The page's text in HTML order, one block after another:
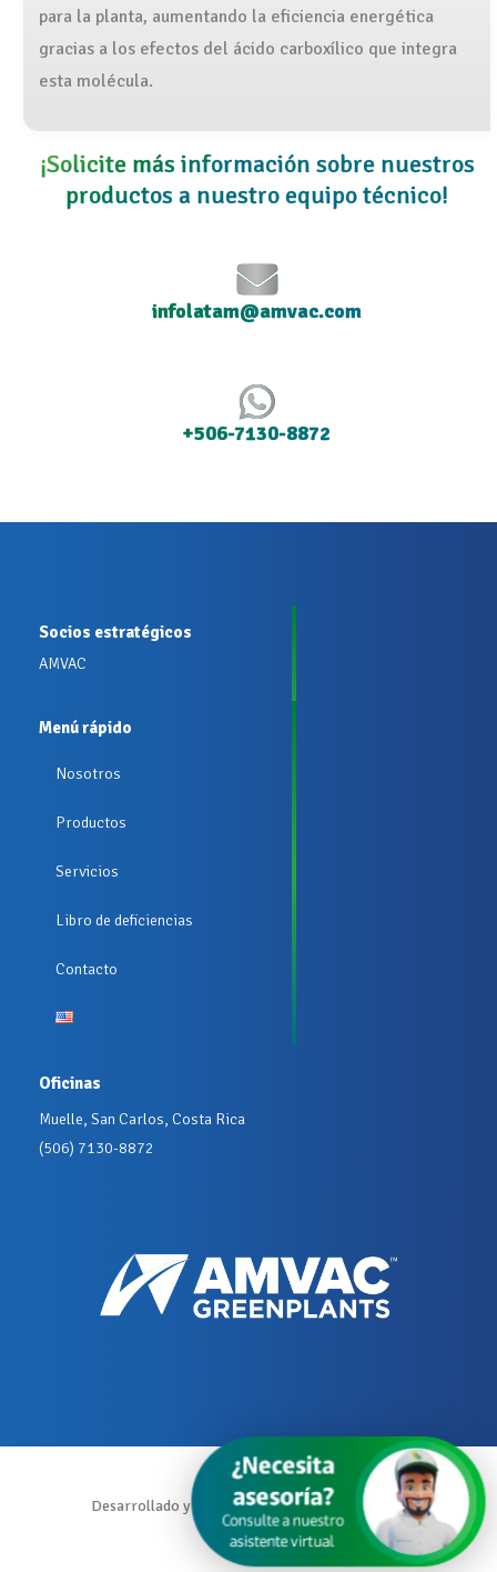
para la planta, aumentando la eficiencia energética
gracias a los efectos del ácido carboxílico que integra
esta molécula.
¡Solicite más información sobre nuestros
productos a nuestro equipo técnico!
infolatam@amvac.com
+506-7130-8872
Socios estratégicos
AMVAC
Menú rápido
Nosotros
Productos
Servicios
Libro de deficiencias
Contacto
Oficinas
Muelle, San Carlos, Costa Rica
(506) 7130-8872
Desarrollado y Diseñado por